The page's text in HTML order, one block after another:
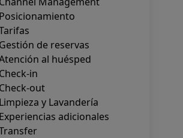
de reservas
al huésped
in
out
y Lavandería
adicionales